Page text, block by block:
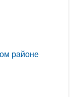
районе